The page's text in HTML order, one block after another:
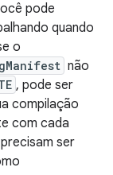
pode
quando
o
não
, pode ser
compilação
com cada
ser